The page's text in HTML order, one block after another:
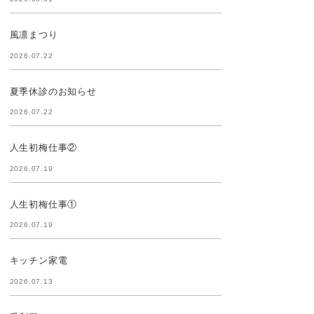
風凛まつり
2026.07.22
夏季休診のお知らせ
2026.07.22
人生初梅仕事②
2026.07.19
人生初梅仕事①
2026.07.19
キッチン家電
2026.07.13